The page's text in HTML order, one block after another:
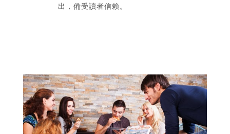
出，備受讀者信賴。